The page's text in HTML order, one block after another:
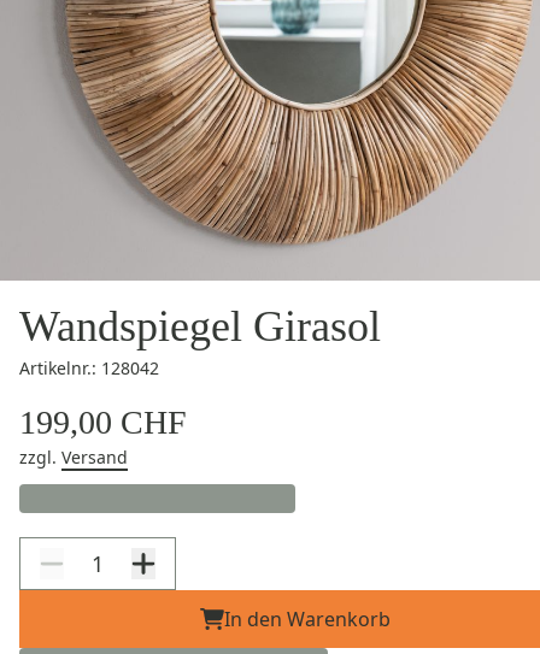
Wandspiegel Girasol
Artikelnr.: 128042
199,00 CHF
zzgl. Versand
In den Warenkorb